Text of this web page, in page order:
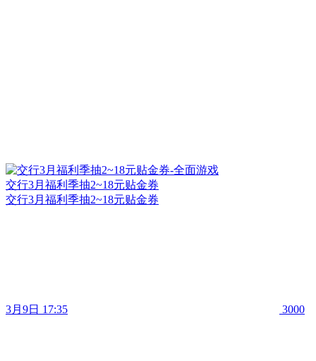
交行3月福利季抽2~18元贴金券
交行3月福利季抽2~18元贴金券
3月9日 17:35 3000